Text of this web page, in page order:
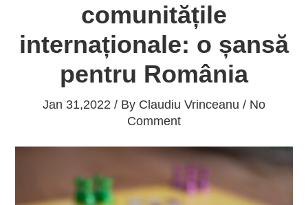
comunitățile
internaționale: o șansă
pentru România
Jan 31,2022 / By Claudiu Vrinceanu / No
Comment